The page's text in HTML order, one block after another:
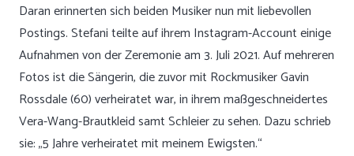
Daran erinnerten sich beiden Musiker nun mit liebevollen
Postings. Stefani teilte auf ihrem Instagram-Account einige
Aufnahmen von der Zeremonie am 3. Juli 2021. Auf mehreren
Fotos ist die Sängerin, die zuvor mit Rockmusiker Gavin
Rossdale (60) verheiratet war, in ihrem maßgeschneidertes
Vera-Wang-Brautkleid samt Schleier zu sehen. Dazu schrieb
sie: „5 Jahre verheiratet mit meinem Ewigsten.“